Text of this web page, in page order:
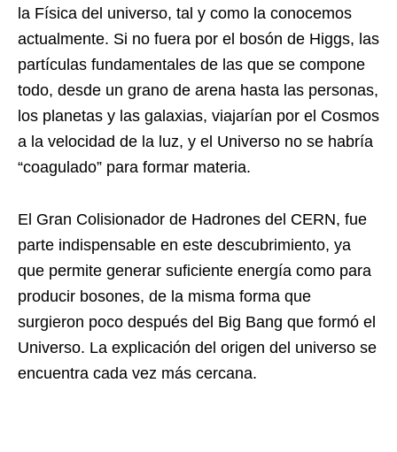
la Física del universo, tal y como la conocemos
actualmente. Si no fuera por el bosón de Higgs, las
partículas fundamentales de las que se compone
todo, desde un grano de arena hasta las personas,
los planetas y las galaxias, viajarían por el Cosmos
a la velocidad de la luz, y el Universo no se habría
“coagulado” para formar materia.
El Gran Colisionador de Hadrones del CERN, fue
parte indispensable en este descubrimiento, ya
que permite generar suficiente energía como para
producir bosones, de la misma forma que
surgieron poco después del Big Bang que formó el
Universo. La explicación del origen del universo se
encuentra cada vez más cercana.